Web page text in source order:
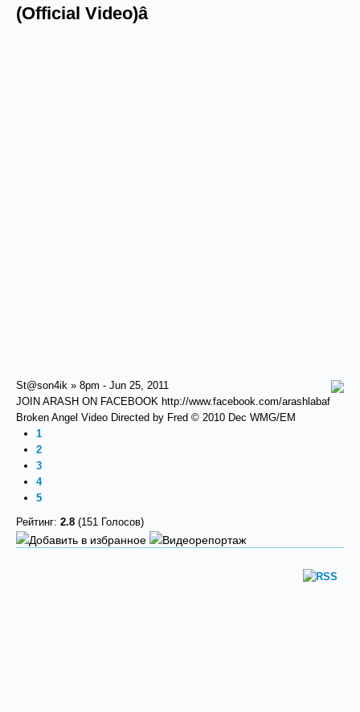
(Official Video)‬â
St@son4ik » 8pm - Jun 25, 2011
JOIN ARASH ON FACEBOOK http://www.facebook.com/arashlabaf
Broken Angel Video Directed by Fred © 2010 Dec WMG/EM
1
2
3
4
5
Рейтинг: 2.8 (151 Голосов)